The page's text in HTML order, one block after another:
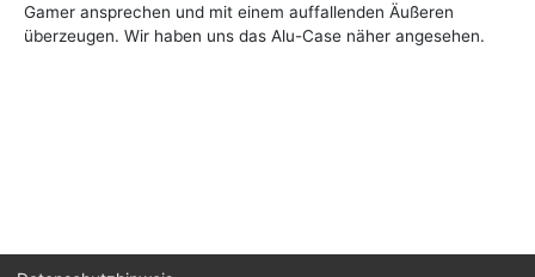
Gamer ansprechen und mit einem auffallenden Äußeren
überzeugen. Wir haben uns das Alu-Case näher angesehen.